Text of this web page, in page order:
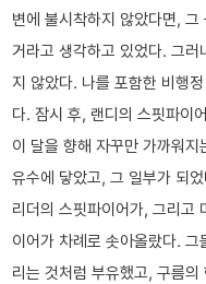
변에 불시착하지 않았다면,
거라고 생각하고 있었다. 그
지 않았다. 나를 포함한 비행
다. 잠시 후, 랜디의 스핏파이
이 달을 향해 자꾸만 가까워지
유수에 닿았고, 그 일부가 되
리더의 스핏파이어가, 그리고
이어가 차례로 솟아올랐다.
리는 것처럼 부유했고, 구름